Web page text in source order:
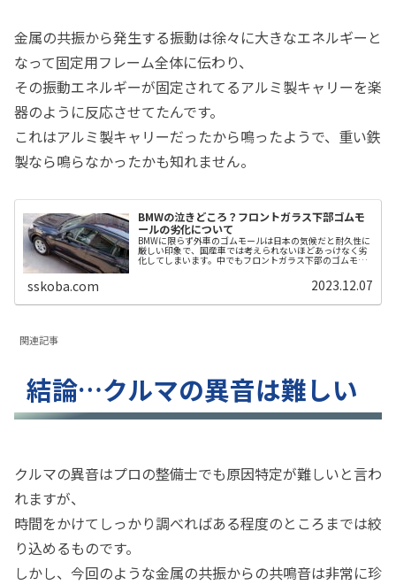
金属の共振から発生する振動は徐々に大きなエネルギーと
なって固定用フレーム全体に伝わり、
その振動エネルギーが固定されてるアルミ製キャリーを楽
器のように反応させてたんです。
これはアルミ製キャリーだったから鳴ったようで、重い鉄
製なら鳴らなかったかも知れません。
BMWの泣きどころ？フロントガラス下部ゴムモ
ールの劣化について
BMWに限らず外車のゴムモールは日本の気候だと耐久性に
厳しい印象で、国産車では考えられないほどあっけなく劣
化してしまいます。中でもフロントガラス下部のゴムモー
sskoba.com 2023.12.07
関連記事
結論…クルマの異音は難しい
クルマの異音はプロの整備士でも原因特定が難しいと言わ
れますが、
時間をかけてしっかり調べればある程度のところまでは絞
り込めるものです。
しかし、今回のような金属の共振からの共鳴音は非常に珍